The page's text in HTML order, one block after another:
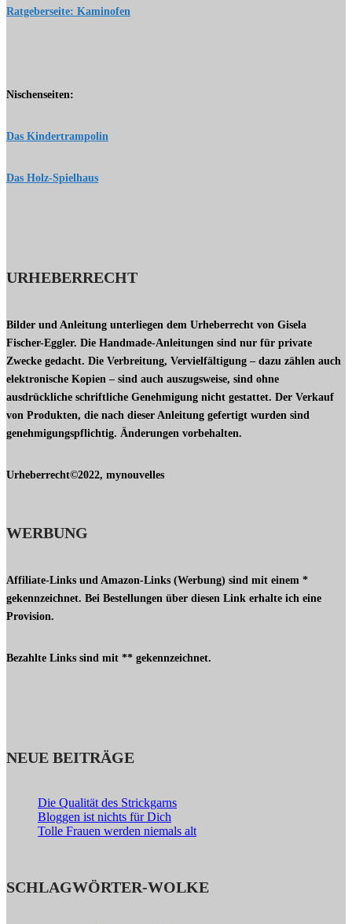
Ratgeberseite: Kaminofen
Nischenseiten:
Das Kindertrampolin
Das Holz-Spielhaus
URHEBERRECHT
Bilder und Anleitung unterliegen dem Urheberrecht von Gisela
Fischer-Eggler. Die Handmade-Anleitungen sind nur für private
Zwecke gedacht. Die Verbreitung, Vervielfältigung – dazu zählen auch
elektronische Kopien – sind auch auszugsweise, sind ohne
ausdrückliche schriftliche Genehmigung nicht gestattet. Der Verkauf
von Produkten, die nach dieser Anleitung gefertigt wurden sind
genehmigungspflichtig. Änderungen vorbehalten.
Urheberrecht©2022, mynouvelles
WERBUNG
Affiliate-Links und Amazon-Links (Werbung) sind mit einem *
gekennzeichnet. Bei Bestellungen über diesen Link erhalte ich eine
Provision.
Bezahlte Links sind mit ** gekennzeichnet.
NEUE BEITRÄGE
Die Qualität des Strickgarns
Bloggen ist nichts für Dich
Tolle Frauen werden niemals alt
SCHLAGWÖRTER-WOLKE